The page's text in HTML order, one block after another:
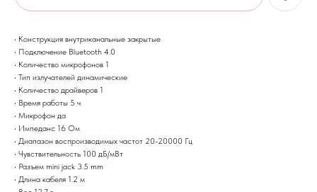
• Конструкция внутриканальные закрытые
• Подключение Bluetooth 4.0
• Количество микрофонов 1
• Тип излучателей динамические
• Количество драйверов 1
• Время работы 5 ч
• Микрофон да
• Импеданс 16 Ом
• Диапазон воспроизводимых частот 20-20000 Гц
• Чувствительность 100 дБ/мВт
• Разъем mini jack 3.5 mm
• Длина кабеля 1.2 м